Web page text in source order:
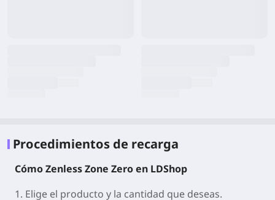
Procedimientos de recarga
Cómo Zenless Zone Zero en LDShop
1. Elige el producto y la cantidad que deseas.